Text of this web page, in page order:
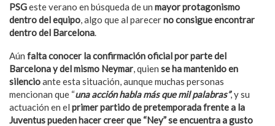
PSGeste verano en búsqueda de un mayor protagonismo
dentro del equipo, algo que al parecerno consigue encontrar
dentro del Barcelona.
Aún falta conocer la confirmación oficial por parte del
Barcelona y del mismo Neymar, quien se ha mantenido en
silencioante esta situación, aunque muchas personas
mencionan que “una acción habla más que mil palabras”, y su
actuación en el primer partido de pretemporada frente a la
Juventus pueden hacer creer que “Ney” se encuentra a gusto